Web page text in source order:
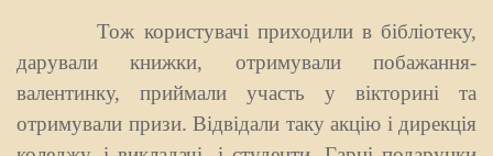
Тож користувачі приходили в бібліотеку,
дарували книжки, отримували побажання-
валентинку, приймали участь у вікторині та
отримували призи. Відвідали таку акцію і дирекція